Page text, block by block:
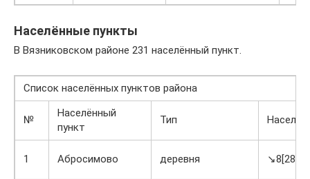
Населённые пункты
В Вязниковском районе 231 населённый пункт.
Список населённых пунктов района
№
Населённый
пункт
Тип
1 Абросимово деревня ↘8[28]